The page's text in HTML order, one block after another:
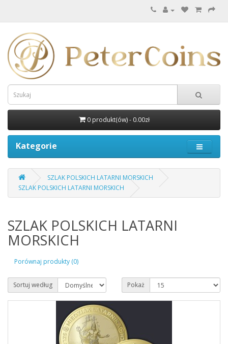
0 produkt(ów) - 0.00zł
Kategorie
SZLAK POLSKICH LATARNI MORSKICH
SZLAK POLSKICH LATARNI MORSKICH
SZLAK POLSKICH LATARNI
MORSKICH
Porównaj produkty (0)
Sortuj według Pokaż